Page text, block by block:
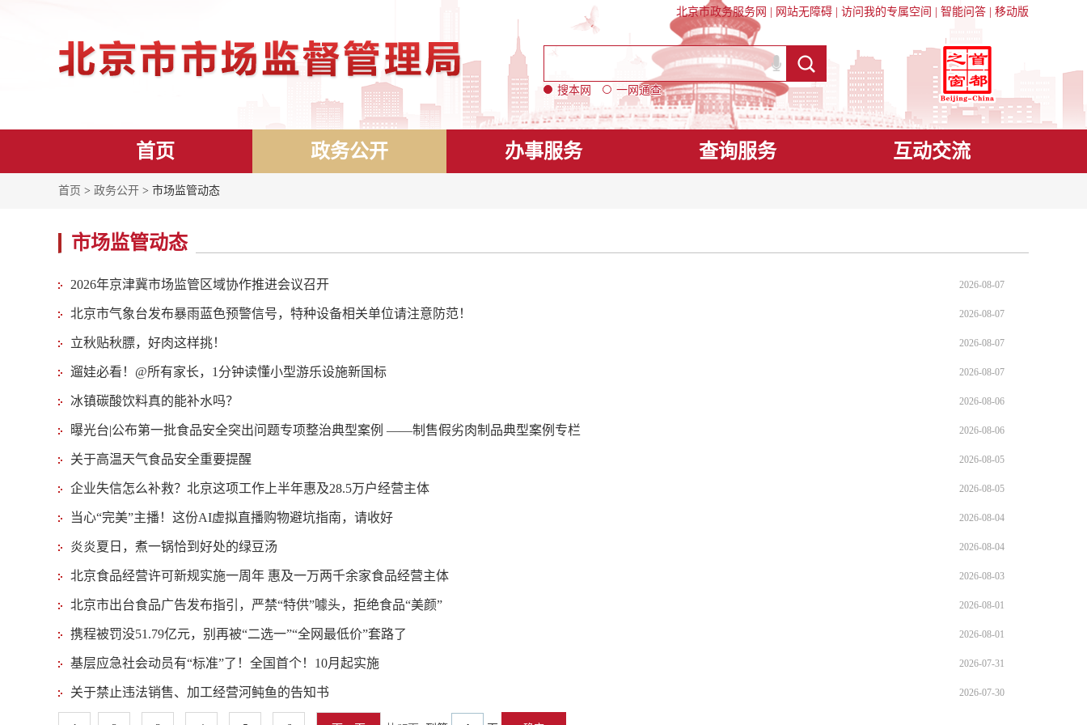
北京市政务服务网 网站无障碍 访问我的专属空间 智能问答 移动版
搜本网 一网通查
首页 政务公开 办事服务 查询服务 互动交流
首页 > 政务公开 > 市场监管动态
市场监管动态
2026年京津冀市场监管区域协作推进会议召开 2026-08-07
北京市气象台发布暴雨蓝色预警信号，特种设备相关单位请注意防范！ 2026-08-07
立秋贴秋膘，好肉这样挑！ 2026-08-07
遛娃必看！@所有家长，1分钟读懂小型游乐设施新国标 2026-08-07
冰镇碳酸饮料真的能补水吗？ 2026-08-06
曝光台|公布第一批食品安全突出问题专项整治典型案例 ——制售假劣肉制品典型案例专栏 2026-08-06
关于高温天气食品安全重要提醒 2026-08-05
企业失信怎么补救？北京这项工作上半年惠及28.5万户经营主体 2026-08-05
当心“完美”主播！这份AI虚拟直播购物避坑指南，请收好 2026-08-04
炎炎夏日，煮一锅恰到好处的绿豆汤 2026-08-04
北京食品经营许可新规实施一周年 惠及一万两千余家食品经营主体 2026-08-03
北京市出台食品广告发布指引，严禁“特供”噱头，拒绝食品“美颜” 2026-08-01
携程被罚没51.79亿元，别再被“二选一”“全网最低价”套路了 2026-08-01
基层应急社会动员有“标准”了！全国首个！10月起实施 2026-07-31
关于禁止违法销售、加工经营河鲀鱼的告知书 2026-07-30